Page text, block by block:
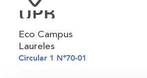
UPB
Eco Campus
Laureles
Circular 1 N°70-01